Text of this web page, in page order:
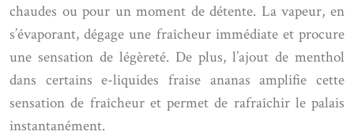
chaudes ou pour un moment de détente. La vapeur, en
s’évaporant, dégage une fraîcheur immédiate et procure
une sensation de légèreté. De plus, l’ajout de menthol
dans certains e-liquides fraise ananas amplifie cette
sensation de fraîcheur et permet de rafraîchir le palais
instantanément.